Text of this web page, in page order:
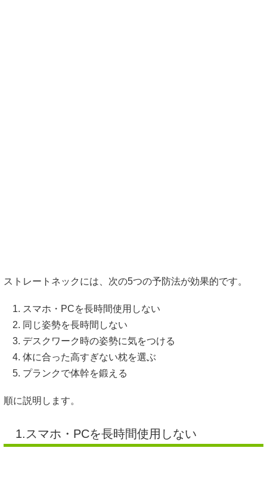
ストレートネックには、次の5つの予防法が効果的です。
スマホ・PCを長時間使用しない
同じ姿勢を長時間しない
デスクワーク時の姿勢に気をつける
体に合った高すぎない枕を選ぶ
プランクで体幹を鍛える
順に説明します。
1.スマホ・PCを長時間使用しない